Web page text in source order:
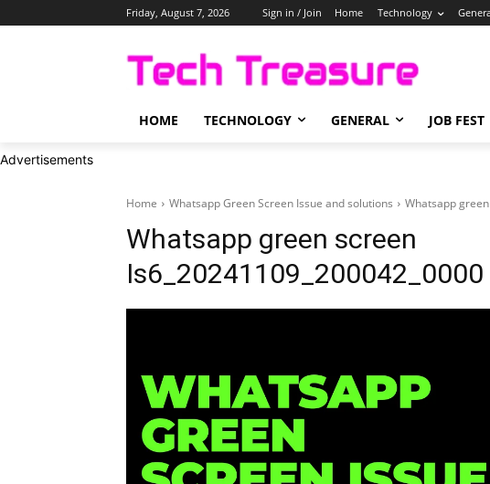
Friday, August 7, 2026 Sign in / Join Home Technology
HOME TECHNOLOGY GENERAL JOB FEST
Advertisements
Home Whatsapp Green Screen Issue and solutions Whatsapp
Whatsapp green screen
Is6_20241109_200042_0000